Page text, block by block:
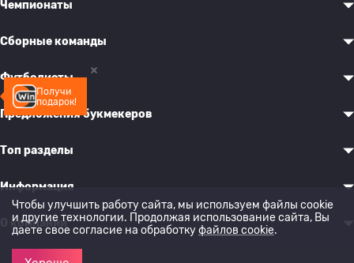
Получи
подарок!
Чемпионаты
Сборные команды
Футболисты
Предложения букмекеров
Топ разделы
Информация
О компании
Чтобы улучшить работу сайта, мы используем файлы cookie
и другие технологии. Продолжая использование сайта, Вы
даете свое согласие на обработкуфайлов cookie.